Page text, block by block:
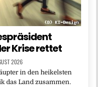
Krise rettet
2026
in den heikelsten
das Land zusammen.